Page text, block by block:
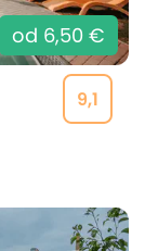
od 6,50 €
9,1